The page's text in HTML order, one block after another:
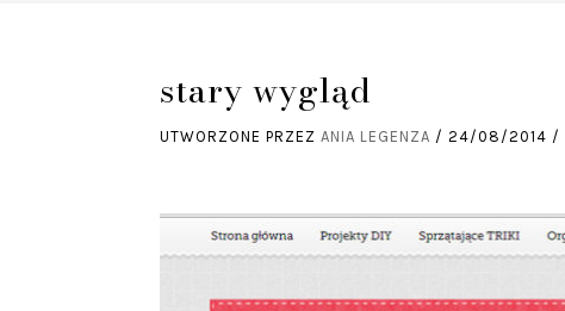
stary wygląd
UTWORZONE PRZEZANIA LEGENZA /24/08/2014 /